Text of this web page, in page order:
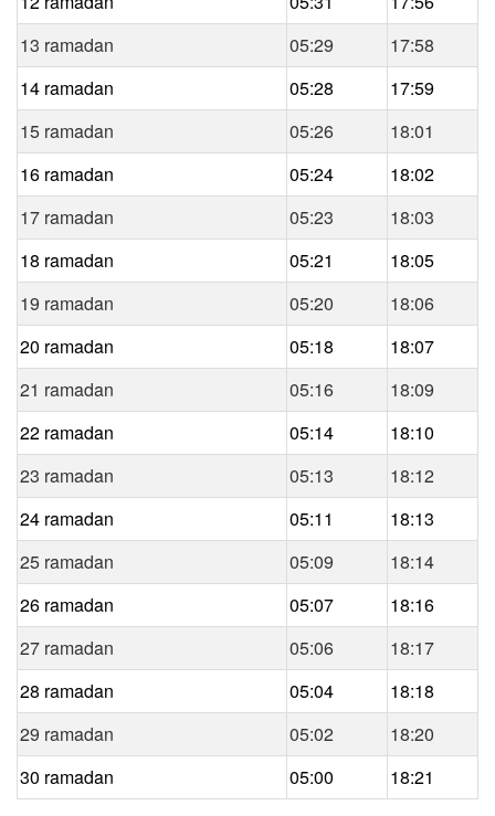
13 ramadan
05:29
17:58
14 ramadan
05:28
17:59
15 ramadan
05:26
18:01
16 ramadan
05:24
18:02
17 ramadan
05:23
18:03
18 ramadan
05:21
18:05
19 ramadan
05:20
18:06
20 ramadan
05:18
18:07
21 ramadan
05:16
18:09
22 ramadan
05:14
18:10
23 ramadan
05:13
18:12
24 ramadan
05:11
18:13
25 ramadan
05:09
18:14
26 ramadan
05:07
18:16
27 ramadan
05:06
18:17
28 ramadan
05:04
18:18
29 ramadan
05:02
18:20
30 ramadan
05:00 18:21